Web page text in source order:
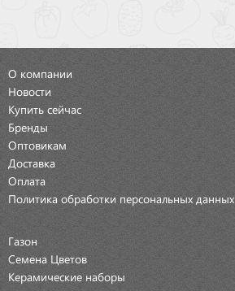
О компании
Новости
Купить сейчас
Бренды
Оптовикам
Доставка
Оплата
Политика обработки персональных данных
Газон
Семена Цветов
Керамические наборы